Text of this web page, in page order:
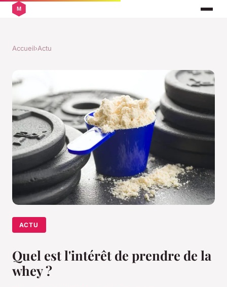
Accueil›Actu
ACTU
Quel est l'intérêt de prendre de la
whey ?